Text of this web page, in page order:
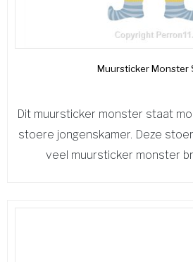
Muursticker Monster
Dit muursticker monster staat
stoere jongenskamer. Deze
veel muursticker monster